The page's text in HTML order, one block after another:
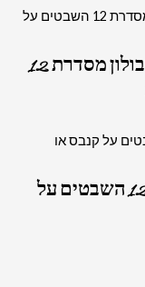
2747 – תמונה של של שבט זבולון מסדרת 12
2740 – תמונה מעוצבת של 12 השבטים על